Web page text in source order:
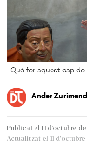
Què fer aquest cap de
Ander
Publicat el 11 d’octubre
Actualitzat el 11